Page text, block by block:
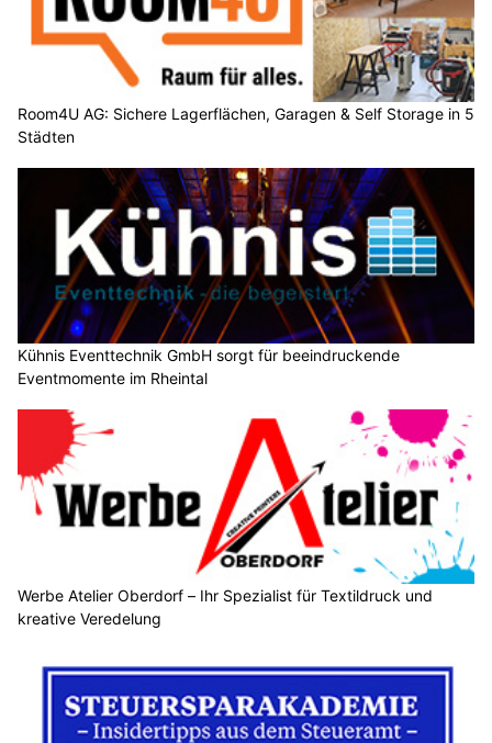
Room4U AG: Sichere Lagerflächen, Garagen & Self Storage in 5
Städten
Kühnis Eventtechnik GmbH sorgt für beeindruckende
Eventmomente im Rheintal
Werbe Atelier Oberdorf – Ihr Spezialist für Textildruck und
kreative Veredelung